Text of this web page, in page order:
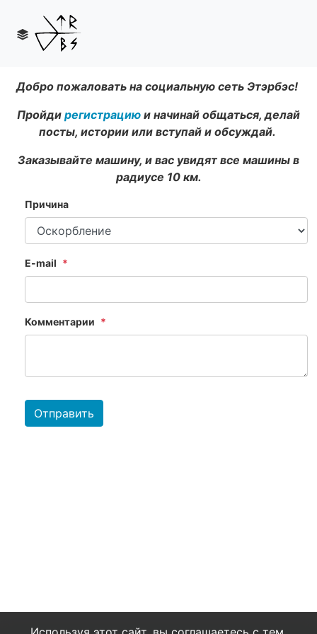
Добро пожаловать на социальную сеть Этэрбэс!
Пройди регистрацию и начинай общаться, делай
посты, истории или вступай и обсуждай.
Заказывайте машину, и вас увидят все машины в
радиусе 10 км.
Причина
E-mail
Комментарии
Отправить